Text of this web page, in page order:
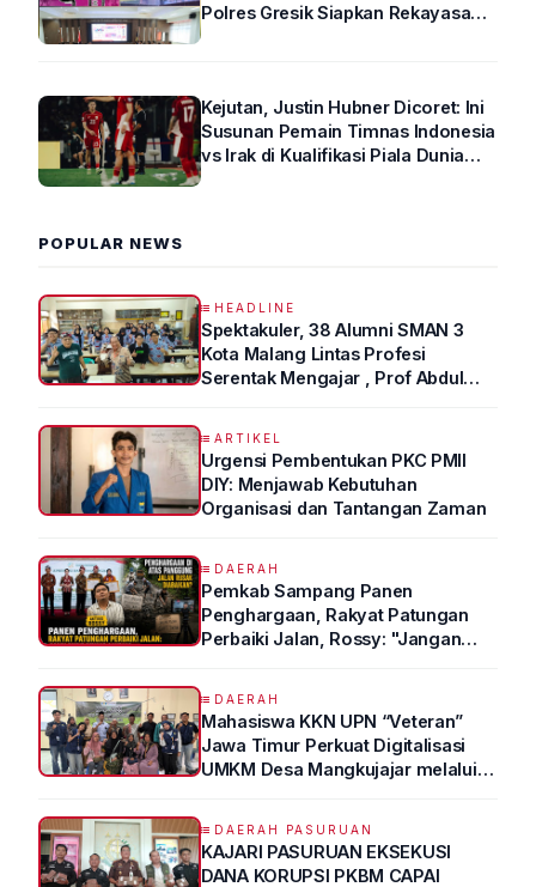
Polres Gresik Siapkan Rekayasa
Kejutan, Justin Hubner Dicoret: Ini
Susunan Pemain Timnas Indonesia
vs Irak di Kualifikasi Piala Dunia
POPULAR NEWS
HEADLINE
Spektakuler, 38 Alumni SMAN 3
Kota Malang Lintas Profesi
Serentak Mengajar , Prof Abdul
ARTIKEL
Urgensi Pembentukan PKC PMII
DIY: Menjawab Kebutuhan
Organisasi dan Tantangan Zaman
DAERAH
Pemkab Sampang Panen
Penghargaan, Rakyat Patungan
Perbaiki Jalan, Rossy: "Jangan
DAERAH
Mahasiswa KKN UPN “Veteran”
Jawa Timur Perkuat Digitalisasi
UMKM Desa Mangkujajar melalui
DAERAH PASURUAN
KAJARI PASURUAN EKSEKUSI
DANA KORUPSI PKBM CAPAI